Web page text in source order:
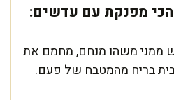
מפנקת עם עדשים:
ממני משהו מנחם, מחמם את
בריח מהמטבח של פעם.